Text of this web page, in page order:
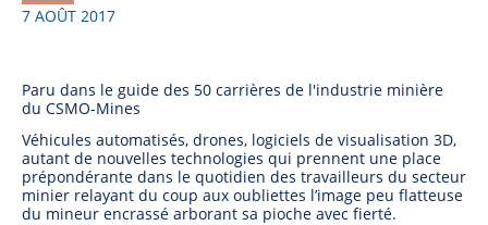
7 AOÛT 2017
Paru dans le guide des 50 carrières de l'industrie minière
du CSMO-Mines
Véhicules automatisés, drones, logiciels de visualisation 3D,
autant de nouvelles technologies qui prennent une place
prépondérante dans le quotidien des travailleurs du secteur
minier relayant du coup aux oubliettes l’image peu flatteuse
du mineur encrassé arborant sa pioche avec fierté.